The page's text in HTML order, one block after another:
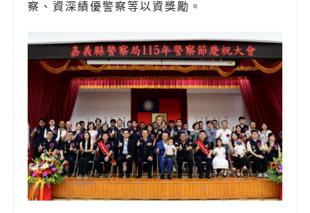
察、資深績優警察等以資獎勵。